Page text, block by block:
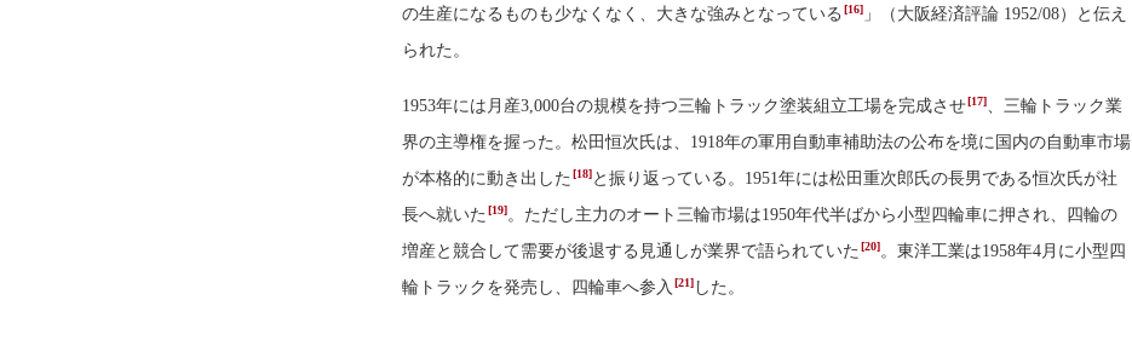
の生産になるものも少なくなく、大きな強みとなっている [16] 」（大阪経済評論 1952/08）と伝え
られた。
1953年には月産3,000台の規模を持つ三輪トラック塗装組立工場を完成させ[17]、三輪トラック業
界の主導権を握った。松田恒次氏は、1918年の軍用自動車補助法の公布を境に国内の自動車市場
が本格的に動き出した [18]と振り返っている。1951年には松田重次郎氏の長男である恒次氏が社
長へ就いた [19]。ただし主力のオート三輪市場は1950年代半ばから小型四輪車に押され、四輪の
増産と競合して需要が後退する見通しが業界で語られていた [20]。東洋工業は1958年4月に小型四
輪トラックを発売し、四輪車へ参入 [21] した。